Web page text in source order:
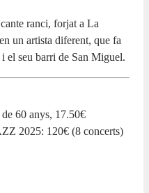
ranci, forjat a La
un artista diferent, que fa
i el seu barri de San Miguel.
60 anys, 17.50€
2025: 120€ (8 concerts)